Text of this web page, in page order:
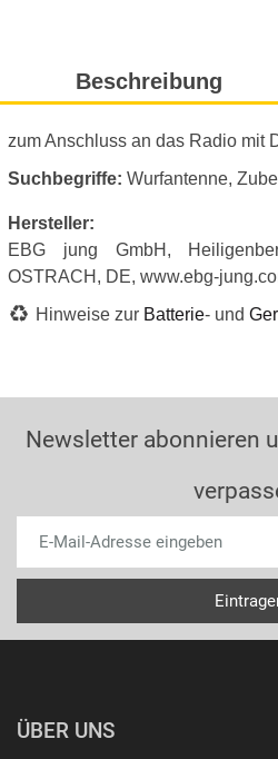
Beschreibung
zum Anschluss an das Radio mit
Suchbegriffe: Wurfantenne,
Hersteller:
EBG jung GmbH,
OSTRACH, DE, www.ebg-
Hinweise zur Batterie- und
Newsletter abonnieren
ÜBER UNS